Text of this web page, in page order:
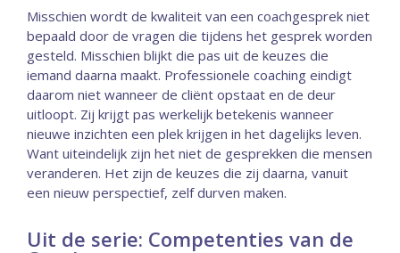
Misschien wordt de kwaliteit van een coachgesprek niet
bepaald door de vragen die tijdens het gesprek worden
gesteld. Misschien blijkt die pas uit de keuzes die
iemand daarna maakt. Professionele coaching eindigt
daarom niet wanneer de cliënt opstaat en de deur
uitloopt. Zij krijgt pas werkelijk betekenis wanneer
nieuwe inzichten een plek krijgen in het dagelijks leven.
Want uiteindelijk zijn het niet de gesprekken die mensen
veranderen. Het zijn de keuzes die zij daarna, vanuit
een nieuw perspectief, zelf durven maken.
Uit de serie: Competenties van de